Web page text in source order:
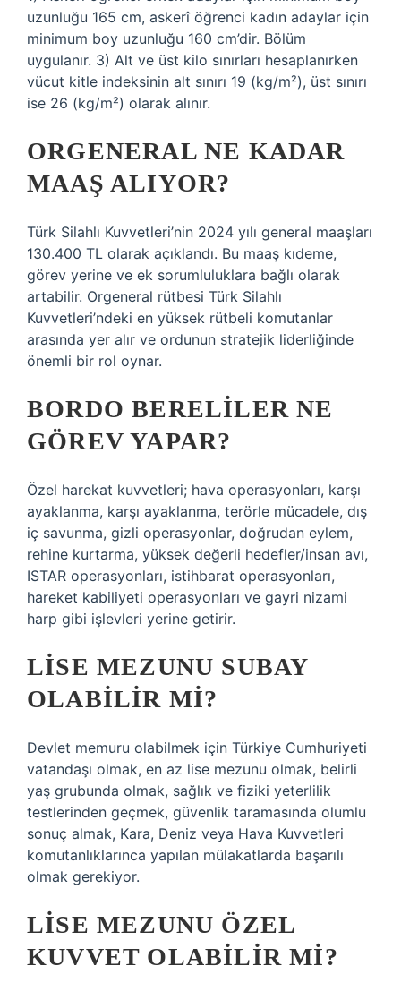
uzunluğu 165 cm, askerî öğrenci kadın adaylar için
minimum boy uzunluğu 160 cm’dir. Bölüm
uygulanır. 3) Alt ve üst kilo sınırları hesaplanırken
vücut kitle indeksinin alt sınırı 19 (kg/m²), üst sınırı
ise 26 (kg/m²) olarak alınır.
ORGENERAL NE KADAR
MAAŞ ALIYOR?
Türk Silahlı Kuvvetleri’nin 2024 yılı general maaşları
130.400 TL olarak açıklandı. Bu maaş kıdeme,
görev yerine ve ek sorumluluklara bağlı olarak
artabilir. Orgeneral rütbesi Türk Silahlı
Kuvvetleri’ndeki en yüksek rütbeli komutanlar
arasında yer alır ve ordunun stratejik liderliğinde
önemli bir rol oynar.
BORDO BERELILER NE
GÖREV YAPAR?
Özel harekat kuvvetleri; hava operasyonları, karşı
ayaklanma, karşı ayaklanma, terörle mücadele, dış
iç savunma, gizli operasyonlar, doğrudan eylem,
rehine kurtarma, yüksek değerli hedefler/insan avı,
ISTAR operasyonları, istihbarat operasyonları,
hareket kabiliyeti operasyonları ve gayri nizami
harp gibi işlevleri yerine getirir.
LISE MEZUNU SUBAY
OLABILIR MI?
Devlet memuru olabilmek için Türkiye Cumhuriyeti
vatandaşı olmak, en az lise mezunu olmak, belirli
yaş grubunda olmak, sağlık ve fiziki yeterlilik
testlerinden geçmek, güvenlik taramasında olumlu
sonuç almak, Kara, Deniz veya Hava Kuvvetleri
komutanlıklarınca yapılan mülakatlarda başarılı
olmak gerekiyor.
LISE MEZUNU ÖZEL
KUVVET OLABILIR MI?